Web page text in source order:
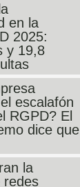
en la
2025:
y 19,8
escalafón
RGPD? El
dice que
la
redes